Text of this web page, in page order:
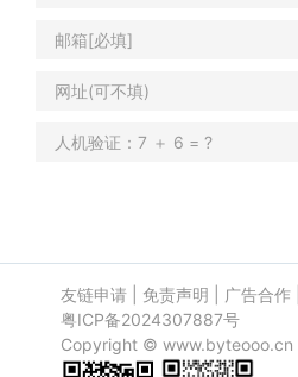
友链申请| 免责声明 广告合作|
粤ICP备2024307887号
Copyright © www.byteooo.cn